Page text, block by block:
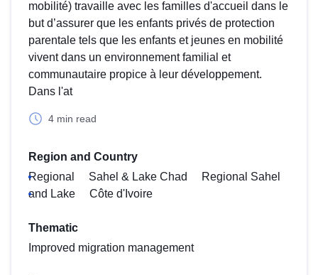
mobilité) travaille avec les familles d'accueil dans le
but d’assurer que les enfants privés de protection
parentale tels que les enfants et jeunes en mobilité
vivent dans un environnement familial et
communautaire propice à leur développement.
Dans l'at
4 min read
Region and Country
Regional
Sahel & Lake Chad
Regional Sahel
and Lake
Côte d'Ivoire
Thematic
Improved migration management